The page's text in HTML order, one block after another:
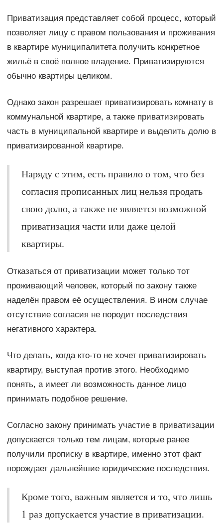
Приватизация представляет собой процесс, который
позволяет лицу с правом пользования и проживания
в квартире муниципалитета получить конкретное
жильё в своё полное владение. Приватизируются
обычно квартиры целиком.
Однако закон разрешает приватизировать комнату в
коммунальной квартире, а также приватизировать
часть в муниципальной квартире и выделить долю в
приватизированной квартире.
Наряду с этим, есть правило о том, что без
согласия прописанных лиц нельзя продать
свою долю, а также не является возможной
приватизация части или даже целой
квартиры.
Отказаться от приватизации может только тот
проживающий человек, который по закону также
наделён правом её осуществления. В ином случае
отсутствие согласия не породит последствия
негативного характера.
Что делать, когда кто-то не хочет приватизировать
квартиру, выступая против этого. Необходимо
понять, а имеет ли возможность данное лицо
принимать подобное решение.
Согласно закону принимать участие в приватизации
допускается только тем лицам, которые ранее
получили прописку в квартире, именно этот факт
порождает дальнейшие юридические последствия.
Кроме того, важным является и то, что лишь
1 раз допускается участие в приватизации.